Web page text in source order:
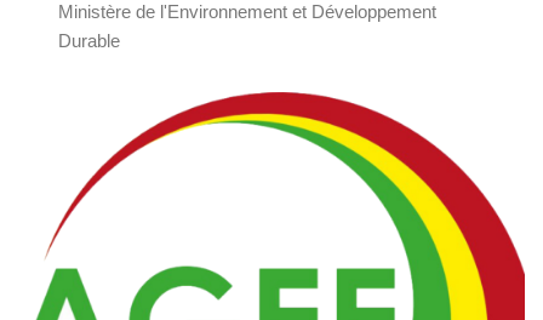
Ministère de l'Environnement et Développement
Durable